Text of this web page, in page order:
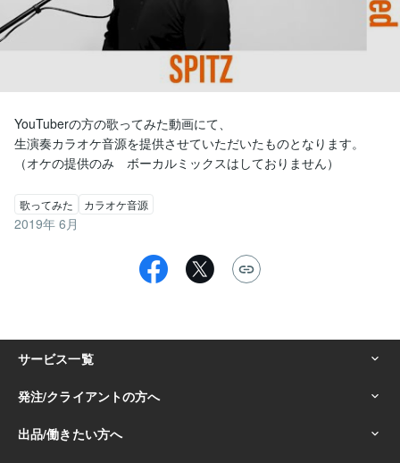
YouTuberの方の歌ってみた動画にて、
生演奏カラオケ音源を提供させていただいたものとなります。
（オケの提供のみ　ボーカルミックスはしておりません）
歌ってみた カラオケ音源
2019年 6月